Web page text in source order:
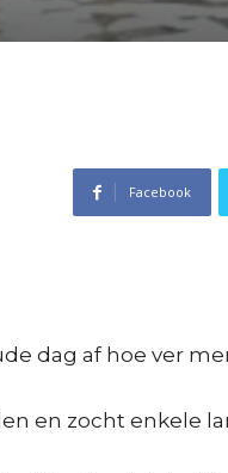
Facebook
dag af hoe ver
en zocht enkele